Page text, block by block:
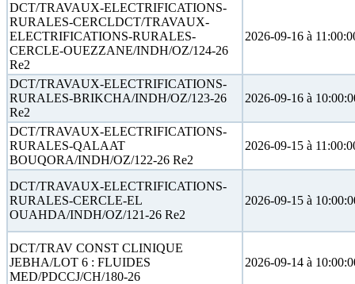
DCT/TRAVAUX-ELECTRIFICATIONS-
RURALES-CERCLDCT/TRAVAUX-
ELECTRIFICATIONS-RURALES-
CERCLE-OUEZZANE/INDH/OZ/124-26
Re2
2026-09-16 à
DCT/TRAVAUX-ELECTRIFICATIONS-
RURALES-BRIKCHA/INDH/OZ/123-26
Re2
2026-09-16 à
DCT/TRAVAUX-ELECTRIFICATIONS-
RURALES-QALAAT
BOUQORA/INDH/OZ/122-26 Re2
2026-09-15 à
DCT/TRAVAUX-ELECTRIFICATIONS-
RURALES-CERCLE-EL
OUAHDA/INDH/OZ/121-26 Re2
2026-09-15 à
DCT/TRAV CONST CLINIQUE
JEBHA/LOT 6 : FLUIDES
MED/PDCCJ/CH/180-26
2026-09-14 à